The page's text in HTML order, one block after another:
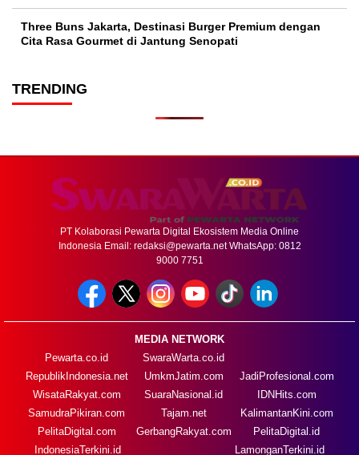
Three Buns Jakarta, Destinasi Burger Premium dengan
Cita Rasa Gourmet di Jantung Senopati
TRENDING
PT Kolaborasi Pewarta Digital Ekosistem Media Online
Indonesia Email: redaksi@pewarta.netWhatsApp: 0812
9000 7751
MEDIA NETWORK
Pewarta.co.id
RepublikIndonesia.net
WisataRakyat.com
SamudraPikiran.com
PelitaDigital.com
SwaraWarta.co.id
UmkmJatim.com
SuaraNasional.id
Tajam.net
GerbangRakyat.com
JadiProfesional.com
IDNHits.com
KalimantanKini.com
PelitaDigital.id
IndonesiaTerkini.id
LamonganTerkini.id